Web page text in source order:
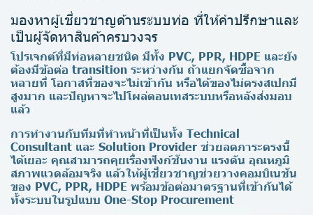
มองหาผู้เชี่ยวชาญด้านระบบท่อ ที่ให้คำปรึกษาและ
เป็นผู้จัดหาสินค้าครบวงจร
โปรเจกต์ที่มีท่อหลายชนิด มีทั้ง PVC, PPR, HDPE และยัง
ต้องมีข้อต่อ transition ระหว่างกัน ถ้าแยกจัดซื้อจาก
หลายที่ โอกาสที่ของจะไม่เข้ากัน หรือได้ของไม่ตรงสเปกมี
สูงมาก และปัญหาจะไปโผล่ตอนเทสระบบหรือหลังส่งมอบ
แล้ว
การทำงานกับทีมที่ทำหน้าที่เป็นทั้ง Technical
Consultant และ Solution Provider ช่วยลดภาระตรงนี้
ได้เยอะ คุณสามารถคุยเรื่องฟังก์ชันงาน แรงดัน อุณหภูมิ
สภาพแวดล้อมจริง แล้วให้ผู้เชี่ยวชาญช่วยวางคอมบิเนชัน
ของ PVC, PPR, HDPE พร้อมข้อต่อมาตรฐานที่เข้ากันได้
ทั้งระบบในรูปแบบ One-Stop Procurement